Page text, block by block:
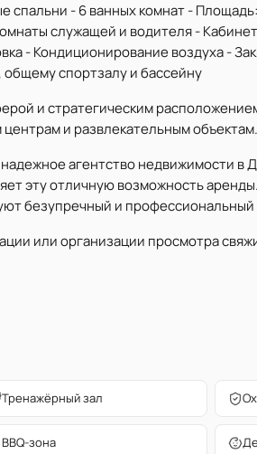
спальни - 6 ванных комнат -
служащей и водителя -
- Кондиционирование воздуха -
спортзалу и бассейну
и стратегическим
и развлекательным объектам.
агентство недвижимости в
эту отличную возможность
безупречный и профессиональный
или организации просмотра
Тренажёрный зал
BBQ-зона